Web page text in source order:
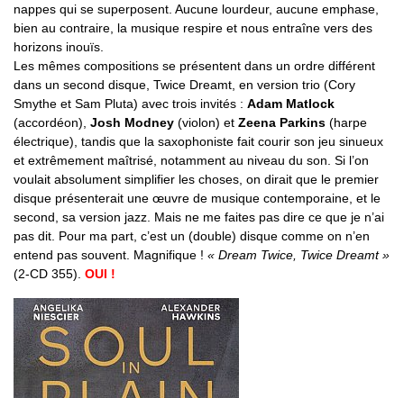
nappes qui se superposent. Aucune lourdeur, aucune emphase,
bien au contraire, la musique respire et nous entraîne vers des
horizons inouïs.
Les mêmes compositions se présentent dans un ordre différent
dans un second disque, Twice Dreamt, en version trio (Cory
Smythe et Sam Pluta) avec trois invités : Adam Matlock
(accordéon), Josh Modney (violon) et Zeena Parkins (harpe
électrique), tandis que la saxophoniste fait courir son jeu sinueux
et extrêmement maîtrisé, notamment au niveau du son. Si l’on
voulait absolument simplifier les choses, on dirait que le premier
disque présenterait une œuvre de musique contemporaine, et le
second, sa version jazz. Mais ne me faites pas dire ce que je n’ai
pas dit. Pour ma part, c’est un (double) disque comme on n’en
entend pas souvent. Magnifique ! « Dream Twice, Twice Dreamt »
(2-CD 355). OUI !